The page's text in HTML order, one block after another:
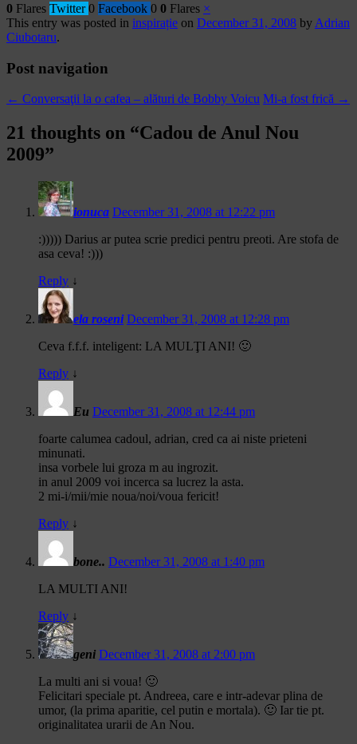
0 Flares Twitter 0 Facebook 0 0 Flares ×
This entry was posted in inspirație on December 31, 2008 by Adrian
Ciubotaru.
Post navigation
← Conversaţii la o cafea – alături de Bobby Voicu Mi-a fost frică →
21 thoughts on “Cadou de Anul Nou
2009”
ionuca December 31, 2008 at 12:22 pm
:))))) Darius ar putea scrie predici pentru preoti. Are stofa de
asa ceva! :)))
Reply ↓
ela roseni December 31, 2008 at 12:28 pm
Ceva f.f.f. inteligent: LA MULŢI ANI! 🙂
Reply ↓
Eu December 31, 2008 at 12:44 pm
foarte calumea cadoul, adrian, cred ca ai niste prieteni
minunati.
insa vorbele lui groza m au ingrozit.
in anul 2009 voi incerca sa lucrez la asta.
2 mi-i/mii/mie noua/noi/voua fericit!
Reply ↓
bone.. December 31, 2008 at 1:40 pm
LA MULTI ANI!
Reply ↓
geni December 31, 2008 at 2:00 pm
La multi ani si voua! 🙂
Felicitari speciale pt. Andreea, care e intr-adevar plina de
umor, (la prima aparitie, cel putin e mortala). 🙂 Iar tie pt.
originalitatea urarii de An Nou.